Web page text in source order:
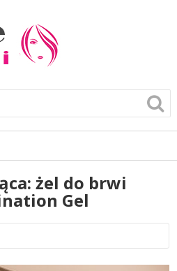
żel do brwi
Gel